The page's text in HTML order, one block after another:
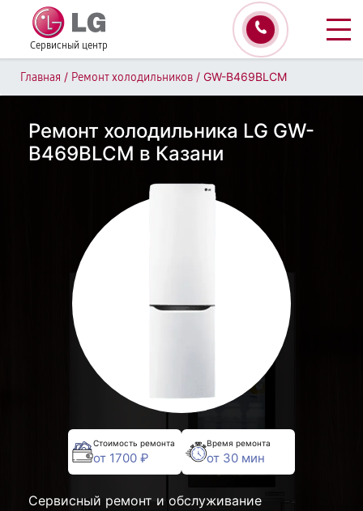
Сервисный центр
Главная / Ремонт холодильников / GW-B469BLCM
Ремонт холодильника LG GW-
B469BLCM в Казани
Стоимость ремонта
от 1700 ₽
Время ремонта
от 30 мин
Сервисный ремонт и обслуживание